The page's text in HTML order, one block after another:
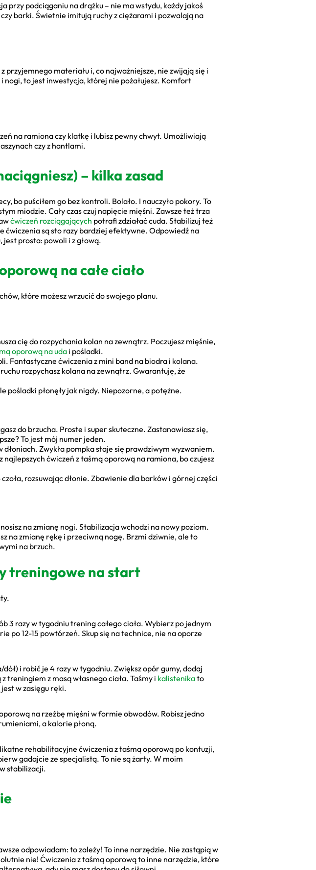
przy podciąganiu na drążku – nie ma wstydu, każdy jakoś
barki. Świetnie imitują ruchy z ciężarami i pozwalają na
przyjemnego materiału i, co najważniejsze, nie zwijają się i
nogi, to jest inwestycja, której nie pożałujesz. Komfort
na ramiona czy klatkę i lubisz pewny chwyt. Umożliwiają
czy z hantlami.
– kilka zasad
bo puściłem go bez kontroli. Bolało. I nauczyło pokory. To
miodzie. Cały czas czuj napięcie mięśni. Zawsze też trza
ćwiczeń rozciągających potrafi zdziałać cuda. Stabilizuj też
ćwiczenia są sto razy bardziej efektywne. Odpowiedź na
prosta: powoli i z głową.
na całe ciało
które możesz wrzucić do swojego planu.
cię do rozpychania kolan na zewnątrz. Poczujesz mięśnie,
oporową na udai pośladki.
Fantastyczne ćwiczenia z mini band na biodra i kolana.
rozpychasz kolana na zewnątrz. Gwarantuję, że
pośladki płonęły jak nigdy. Niepozorne, a potężne.
do brzucha. Proste i super skuteczne. Zastanawiasz się,
To jest mój numer jeden.
Zwykła pompka staje się prawdziwym wyzwaniem.
najlepszych ćwiczeń z taśmą oporową na ramiona, bo czujesz
rozsuwając dłonie. Zbawienie dla barków i górnej części
na zmianę nogi. Stabilizacja wchodzi na nowy poziom.
na zmianę rękę i przeciwną nogę. Brzmi dziwnie, ale to
na brzuch.
treningowe na start
3 razy w tygodniu trening całego ciała. Wybierz po jednym
po 12-15 powtórzeń. Skup się na technice, nie na oporze
i robić je 4 razy w tygodniu. Zwiększ opór gumy, dodaj
treningiem z masą własnego ciała. Taśmy i kalistenikato
w zasięgu ręki.
na rzeźbę mięśni w formie obwodów. Robisz jedno
a kalorie płoną.
rehabilitacyjne ćwiczenia z taśmą oporową po kontuzji,
gadajcie ze specjalistą. To nie są żarty. W moim
stabilizacji.
odpowiadam: to zależy! To inne narzędzie. Nie zastąpią w
nie! Ćwiczenia z taśmą oporową to inne narzędzie, które